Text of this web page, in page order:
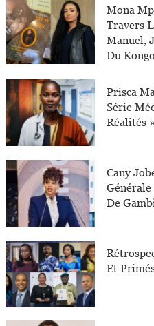
Mona
Travers
Manuel,
Du
Prisca
Série
Réalités »
Cany
De
Et